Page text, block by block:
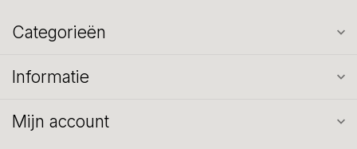
Categorieën
Informatie
Mijn account